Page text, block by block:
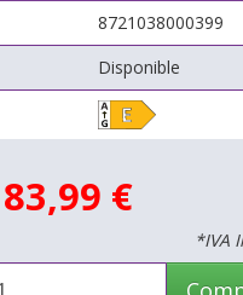
8721038000399
Disponible
83,99 €
*IVA